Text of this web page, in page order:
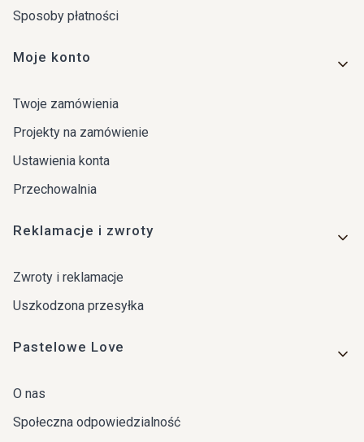
Sposoby płatności
Moje konto
Twoje zamówienia
Projekty na zamówienie
Ustawienia konta
Przechowalnia
Reklamacje i zwroty
Zwroty i reklamacje
Uszkodzona przesyłka
Pastelowe Love
O nas
Społeczna odpowiedzialność